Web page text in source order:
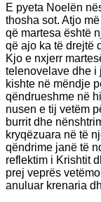
E pyeta Noelën
thosha sot. Atjo
që martesa është
që ajo ka të drejtë
Kjo e nxjerr
telenovelave dhe i
kishte në mëndje
qëndrueshme në
nusen e tij vetëm
burrit dhe
kryqëzuara në të
qëndrime janë të
reflektim i Krishtit
prej veprës
anuluar krenaria